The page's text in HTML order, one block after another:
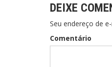
DEIXE
Seu endereço de
Comentário